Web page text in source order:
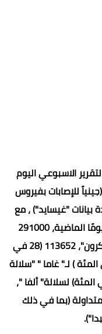
الاسبوعي اليوم
بين 405739 تسلسلًا (جينياً للإصابات بفيروس
بيانات "غيسايد") ، مع
عينات تم الحصول عليها خلال الثلاثين يومًا الماضية، 291000
(71.9 في المئة) عبارة عن سلالة "أوميكرون"، 113652 (28 في
"دلتا" ، 47 (أقل من 0.1 في المئة ) لـ" غاما " "سلالة
كورونا، 10 (أقل من 0.1 في المئة) لسلالة" ألفا "،
(بما في ذلك